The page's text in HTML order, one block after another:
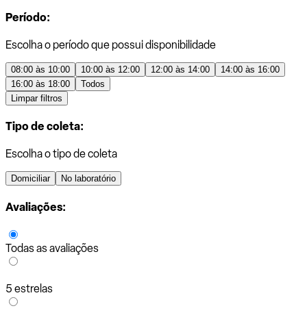
Período:
Escolha o período que possui disponibilidade
08:00 às 10:00 10:00 às 12:00 12:00 às 14:00
14:00 às 16:00
16:00 às 18:00
Todos
Limpar filtros
Tipo de coleta:
Escolha o tipo de coleta
Domiciliar No laboratório
Avaliações:
Todas as avaliações
5 estrelas